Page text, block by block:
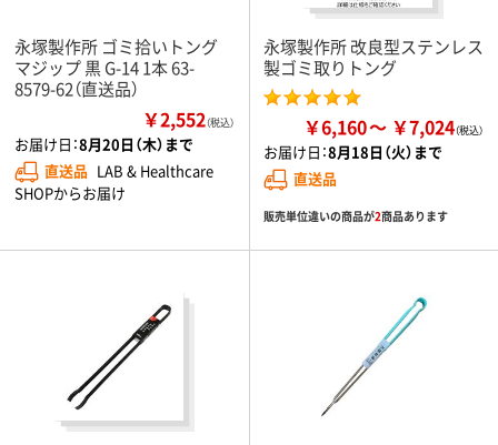
永塚製作所 ゴミ拾いトング
マジップ 黒 G-14 1本 63-
8579-62（直送品）
￥2,552（税込）
お届け日：8月20日（木）まで
直送品 LAB & Healthcare
SHOPからお届け
永塚製作所 改良型ステンレス
製ゴミ取りトング
￥6,160 ￥7,024
お届け日：8月18日（火）まで
直送品
販売単位違いの商品が2商品あります